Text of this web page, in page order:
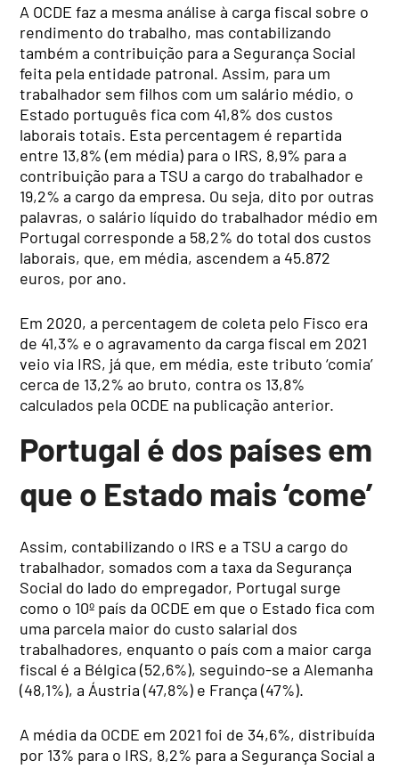
A OCDE faz a mesma análise à carga fiscal sobre o
rendimento do trabalho, mas contabilizando
também a contribuição para a Segurança Social
feita pela entidade patronal. Assim, para um
trabalhador sem filhos com um salário médio, o
Estado português fica com 41,8% dos custos
laborais totais. Esta percentagem é repartida
entre 13,8% (em média) para o IRS, 8,9% para a
contribuição para a TSU a cargo do trabalhador e
19,2% a cargo da empresa. Ou seja, dito por outras
palavras, o salário líquido do trabalhador médio em
Portugal corresponde a 58,2% do total dos custos
laborais, que, em média, ascendem a 45.872
euros, por ano.
Em 2020, a percentagem de coleta pelo Fisco era
de 41,3% e o agravamento da carga fiscal em 2021
veio via IRS, já que, em média, este tributo ‘comia’
cerca de 13,2% ao bruto, contra os 13,8%
calculados pela OCDE na publicação anterior.
Portugal é dos países em
que o Estado mais ‘come’
Assim, contabilizando o IRS e a TSU a cargo do
trabalhador, somados com a taxa da Segurança
Social do lado do empregador, Portugal surge
como o 10º país da OCDE em que o Estado fica com
uma parcela maior do custo salarial dos
trabalhadores, enquanto o país com a maior carga
fiscal é a Bélgica (52,6%), seguindo-se a Alemanha
(48,1%), a Áustria (47,8%) e França (47%).
A média da OCDE em 2021 foi de 34,6%, distribuída
por 13% para o IRS, 8,2% para a Segurança Social a